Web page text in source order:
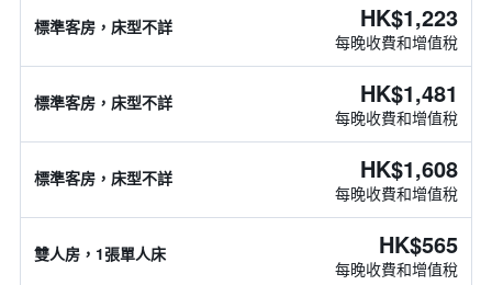
標準客房，床型不詳 HK$1,223
每晚收費和增值稅
標準客房，床型不詳 HK$1,481
每晚收費和增值稅
標準客房，床型不詳 HK$1,608
每晚收費和增值稅
雙人房，1張單人床 HK$565
每晚收費和增值稅